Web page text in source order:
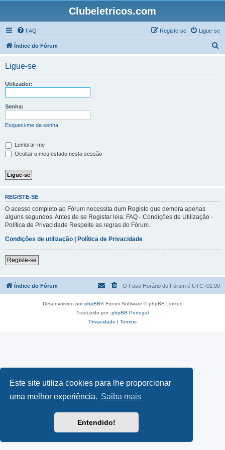
Este site utiliza cookies para lhe proporcionar
uma melhor experiência. Saiba mais
Entendido!
Clubeletricos.com
FAQ Ligue-se
Registe-se
Índice do Fórum
Ligue-se
Utilizador:
Senha:
Esqueci-me da senha
Lembrar-me
Ocultar o meu estado nesta sessão
REGISTE-SE
O acesso completo ao Fórum necessita dum Registo que demora apenas
alguns segundos. Antes de se Registar leia: FAQ - Condições de Utilização -
Política de Privacidade Respeite as regras do Fórum.
Condições de utilização | Política de Privacidade
Registe-se
Índice do Fórum O Fuso Horário do Fórum é UTC+01:00
Desenvolvido porphpBB® Forum Software © phpBB Limited
Traduzido por: phpBB Portugal
Privacidade | Termos